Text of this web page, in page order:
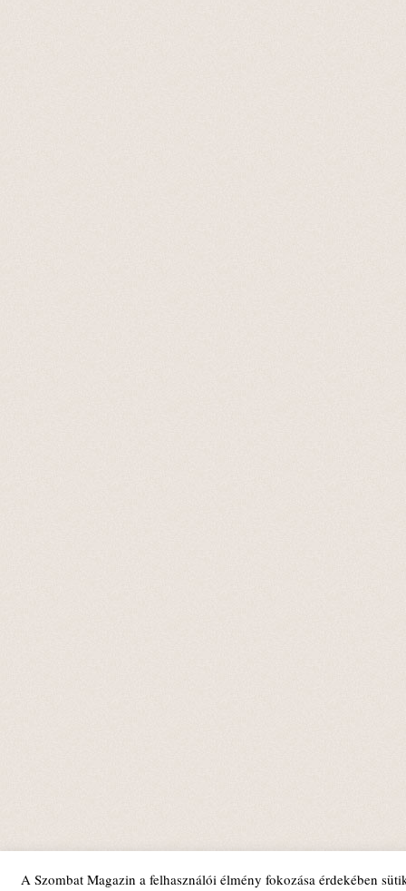
A Szombat Magazin a felhasználói élmény fokozása érdekében